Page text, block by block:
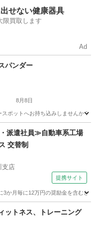
グ ケトルベル
せない健康器具
限買取します
Ad
パンダー
8月8日
ットへお持ち込みしませんか？
エキスパンダー
派遣社員≫自動車系工場
交替制
支店
提携サイト
3か月毎に12万円の奨励金を含む
ットネス、トレーニング